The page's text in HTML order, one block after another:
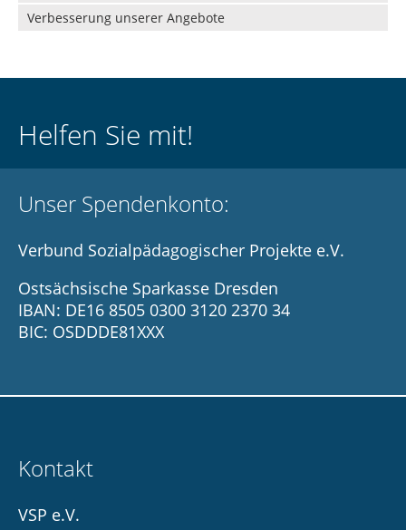
Verbesserung unserer Angebote
Helfen Sie mit!
Unser Spendenkonto:
Verbund Sozialpädagogischer Projekte e.V.
Ostsächsische Sparkasse Dresden
IBAN: DE16 8505 0300 3120 2370 34
BIC: OSDDDE81XXX
Kontakt
VSP e.V.